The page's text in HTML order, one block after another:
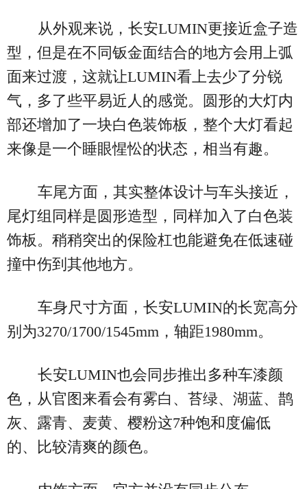
从外观来说，长安LUMIN更接近盒子造
型，但是在不同钣金面结合的地方会用上弧
面来过渡，这就让LUMIN看上去少了分锐
气，多了些平易近人的感觉。圆形的大灯内
部还增加了一块白色装饰板，整个大灯看起
来像是一个睡眼惺忪的状态，相当有趣。
车尾方面，其实整体设计与车头接近，
尾灯组同样是圆形造型，同样加入了白色装
饰板。稍稍突出的保险杠也能避免在低速碰
撞中伤到其他地方。
车身尺寸方面，长安LUMIN的长宽高分
别为3270/1700/1545mm，轴距1980mm。
长安LUMIN也会同步推出多种车漆颜
色，从官图来看会有雾白、苔绿、湖蓝、鹊
灰、露青、麦黄、樱粉这7种饱和度偏低
的、比较清爽的颜色。